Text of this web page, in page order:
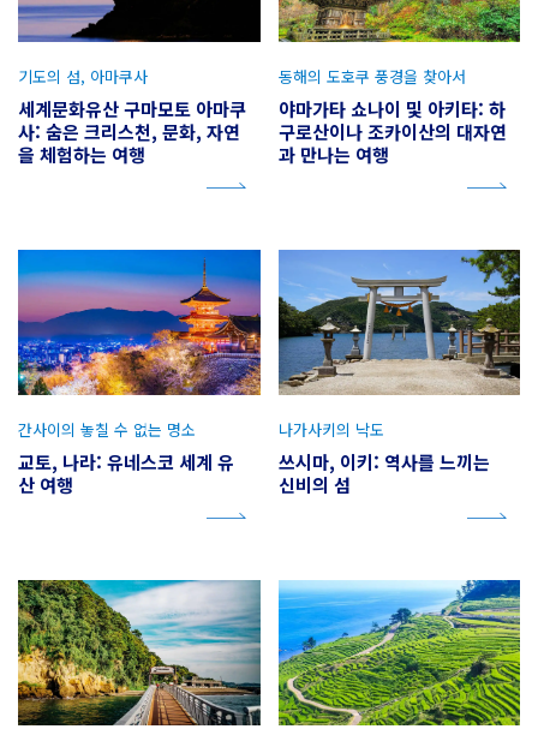
세계문화유산 구마모토 아마쿠
사: 숨은 크리스천, 문화, 자연
을 체험하는 여행
기도의 섬, 아마쿠사
야마가타 쇼나이 및 아키타: 하
구로산이나 조카이산의 대자연
과 만나는 여행
동해의 도호쿠 풍경을 찾아서
교토, 나라: 유네스코 세계 유
산 여행
간사이의 놓칠 수 없는 명소
쓰시마, 이키: 역사를 느끼는
신비의 섬
나가사키의 낙도